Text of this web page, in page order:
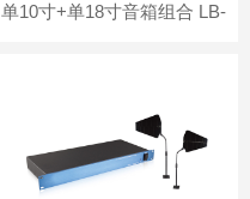
单10寸+单18寸音箱组合 LB-